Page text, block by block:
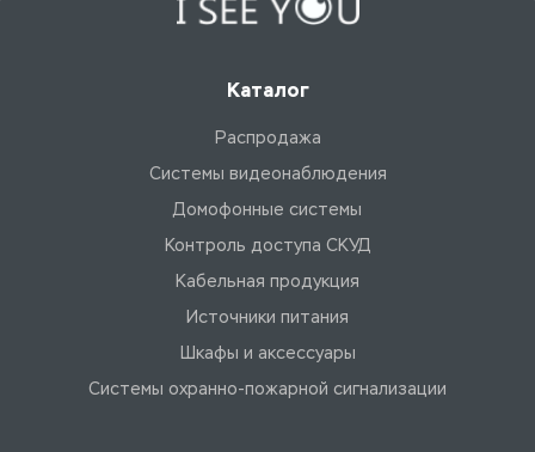
Каталог
Распродажа
Системы видеонаблюдения
Домофонные системы
Контроль доступа СКУД
Кабельная продукция
Источники питания
Шкафы и аксессуары
Системы охранно-пожарной сигнализации